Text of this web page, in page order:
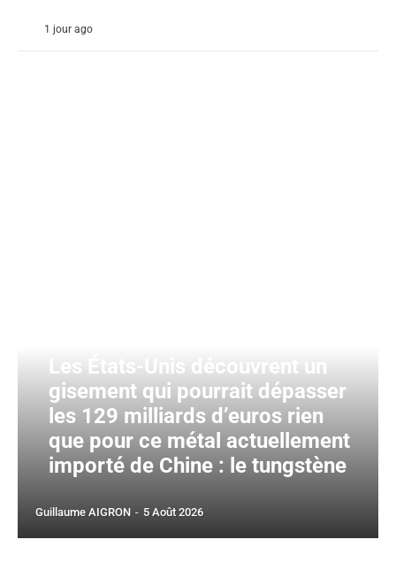
1 jour ago
Les États-Unis découvrent un
gisement qui pourrait dépasser
les 129 milliards d’euros rien
que pour ce métal actuellement
importé de Chine : le tungstène
Guillaume AIGRON - 5 Août 2026